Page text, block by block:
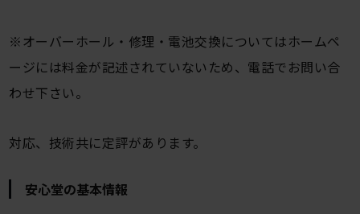
※オーバーホール・修理・電池交換についてはホームペ
ージには料金が記述されていないため、電話でお問い合
わせ下さい。
対応、技術共に定評があります。
安心堂の基本情報